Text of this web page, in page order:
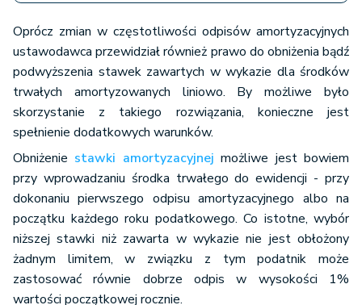
Oprócz zmian w częstotliwości odpisów amortyzacyjnych
ustawodawca przewidział również prawo do obniżenia bądź
podwyższenia stawek zawartych w wykazie dla środków
trwałych amortyzowanych liniowo. By możliwe było
skorzystanie z takiego rozwiązania, konieczne jest
spełnienie dodatkowych warunków.
Obniżenie stawki amortyzacyjnej możliwe jest bowiem
przy wprowadzaniu środka trwałego do ewidencji - przy
dokonaniu pierwszego odpisu amortyzacyjnego albo na
początku każdego roku podatkowego. Co istotne, wybór
niższej stawki niż zawarta w wykazie nie jest obłożony
żadnym limitem, w związku z tym podatnik może
zastosować równie dobrze odpis w wysokości 1%
wartości początkowej rocznie.